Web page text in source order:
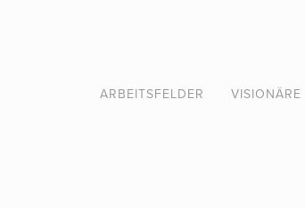
ARBEITSFELDERVisionäreInspiration
ARBEITSFELDER VISIONÄRE